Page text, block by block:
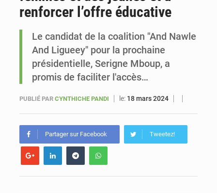
Sénégal : Ousmane Diagne prêtera serment le 11 août comme président du Conseil constitutionnel
renforcer l’offre éducative
Le candidat de la coalition "And Nawle
And Ligueey" pour la prochaine
présidentielle, Serigne Mboup, a
promis de faciliter l'accès…
PUBLIÉ PAR CYNTHICHE PANDI le: 18 mars 2024
Partager sur Facebook Tweetez!